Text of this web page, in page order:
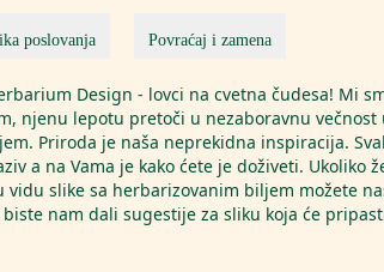
poslovanja Povraćaj i zamena
Design - lovci na cvetna čudesa! Mi
njenu lepotu pretoči u nezaboravnu večnost
Priroda je naša neprekidna inspiracija.
a na Vama je kako ćete je doživeti. Ukoliko
vidu slike sa herbarizovanim biljem možete
nam dali sugestije za sliku koja će